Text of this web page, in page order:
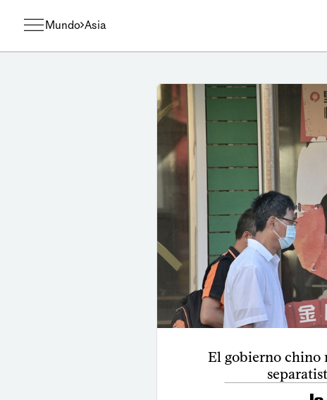
Mundo Asia
El gobierno chino